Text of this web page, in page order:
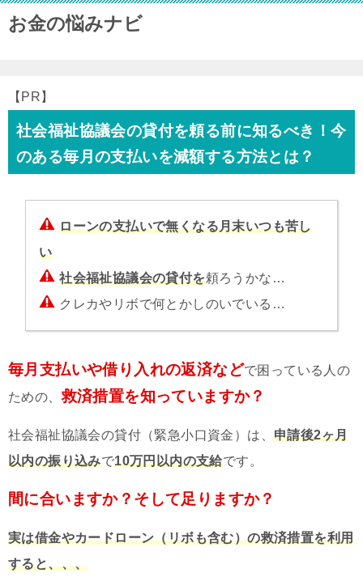
お金の悩みナビ
【PR】
社会福祉協議会の貸付を頼る前に知るべき！今
のある毎月の支払いを減額する方法とは？
ローンの支払いで無くなる月末いつも苦し
い
社会福祉協議会の貸付を頼ろうかな…
クレカやリボで何とかしのいでいる…
毎月支払いや借り入れの返済などで困っている人の
ための、救済措置を知っていますか？
社会福祉協議会の貸付（緊急小口資金）は、 申請後2ヶ月
以内の振り込みで10万円以内の支給です。
間に合いますか？そして足りますか？
実は借金やカードローン（リボも含む）の救済措置を利用
すると、、、